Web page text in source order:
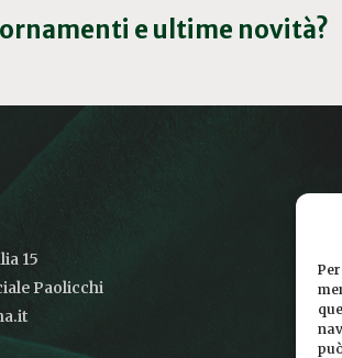
e ultime novità?
15
Paolicchi